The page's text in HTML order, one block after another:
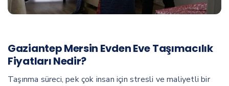
Gaziantep Mersin Evden Eve Taşımacılık
Fiyatları Nedir?
Taşınma süreci, pek çok insan için stresli ve maliyetli bir